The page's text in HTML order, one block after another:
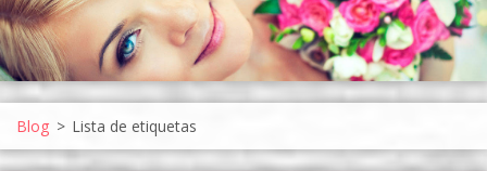
Blog > Lista de etiquetas